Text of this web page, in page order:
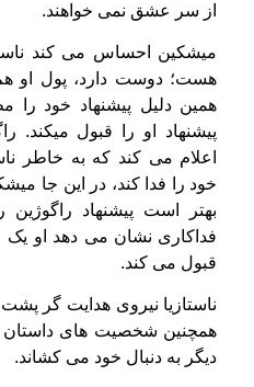
از سر عشق نمی خواهند.
میشکین احساس می کند
هست؛ دوست دارد، پول او
همین دلیل پیشنهاد خود را
پیشنهاد او را قبول میکند.
اعلام می کند که به خاطر
خود را فدا کند، در این جا
بهتر است پیشنهاد
فداکاری نشان می دهد او یک
قبول می کند.
ناستازیا نیروی هدایت گر
همچنین شخصیت های داستان
دیگر به دنبال خود می کشاند.